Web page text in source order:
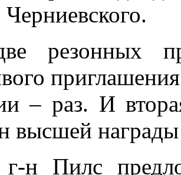
резонных
– раз. И
высшей
н Пилс